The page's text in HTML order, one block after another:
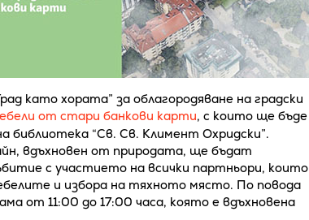
като хората” за облагородяване на градски
от стари банкови карти, с които ще бъде
библиотека “Св. Св. Климент Охридски”.
вдъхновен от природата, ще бъдат
с участието на всички партньори, които
и избора на тяхното място. По повода
от 11:00 до 17:00 часа, която е вдъхновена